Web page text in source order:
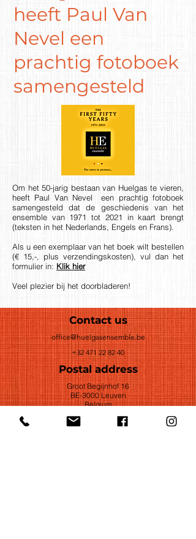
heeft Paul Van
Nevel een
prachtig fotoboek
samengesteld
Om het 50-jarig bestaan van Huelgas te vieren,
heeft Paul Van Nevel een prachtig fotoboek
samengesteld dat de geschiedenis van het
ensemble van 1971 tot 2021 in kaart brengt
(teksten in het Nederlands, Engels en Frans).
Als u een exemplaar van het boek wilt bestellen
(€ 15,-, plus verzendingskosten), vul dan het
formulier in: Klik hier
Veel plezier bij het doorbladeren!
Contact us
office@huelgasensemble.be
+32 471 22 82 40
Postal address
Groot Begijnhof 16
BE-3000 Leuven
Belgium